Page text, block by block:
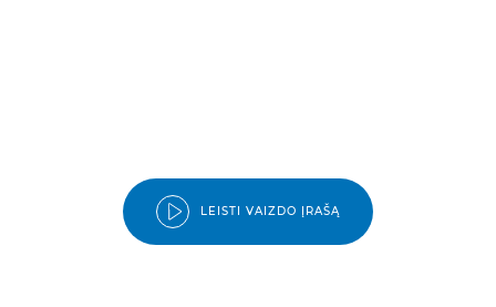
LEISTI VAIZDO ĮRAŠĄ